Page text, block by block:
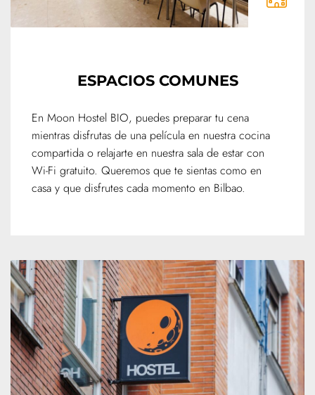
ESPACIOS COMUNES
En Moon Hostel BIO, puedes preparar tu cena
mientras disfrutas de una película en nuestra cocina
compartida o relajarte en nuestra sala de estar con
Wi-Fi gratuito. Queremos que te sientas como en
casa y que disfrutes cada momento en Bilbao.